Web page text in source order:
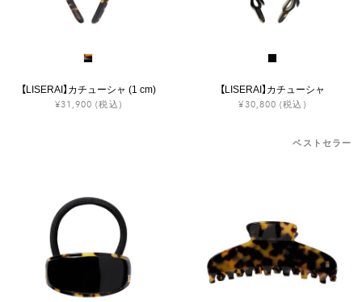
クラフトマンシップ
ニュース
【LISERAI】カチューシャ (1 cm)
¥31,900 (税込)
【LISERAI】カチューシャ
¥30,800 (税込)
ベストセラー